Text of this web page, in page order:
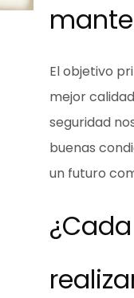
El objetivo
mejor
seguridad
buenas
un futuro